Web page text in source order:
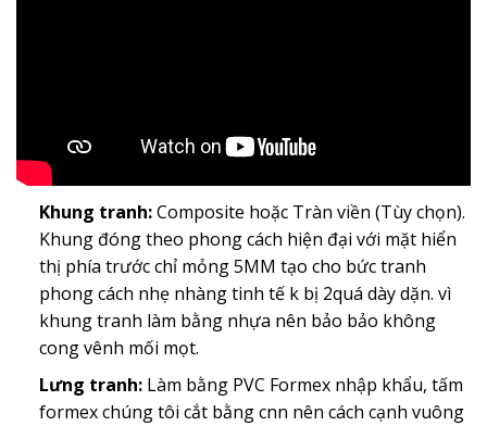
Khung tranh:Composite hoặc Tràn viền (Tùy chọn).
Khung đóng theo phong cách hiện đại với mặt hiển
thị phía trước chỉ mỏng 5MM tạo cho bức tranh
phong cách nhẹ nhàng tinh tế k bị 2quá dày dặn. vì
khung tranh làm bằng nhựa nên bảo bảo không
cong vênh mối mọt.
Lưng tranh:Làm bằng PVC Formex nhập khẩu, tấm
formex chúng tôi cắt bằng cnn nên cách cạnh vuông